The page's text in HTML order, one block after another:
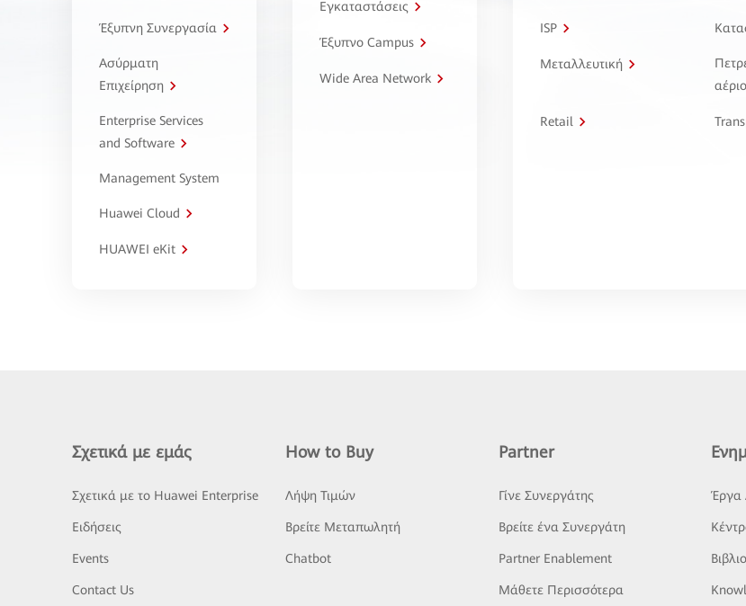
Έξυπνη Συνεργασία
Ασύρματη
Επιχείρηση
Enterprise Services
and Software
Management System
Huawei Cloud
HUAWEI eKit
Εγκαταστάσεις
Έξυπνο Campus
Wide Area Network
ISP
Μεταλλευτική
αέριο
Retail
Σχετικά με εμάς
Σχετικά με το Huawei Enterprise
Ειδήσεις
Events
Contact Us
How to Buy
Λήψη Τιμών
Βρείτε Μεταπωλητή
Chatbot
Partner
Γίνε Συνεργάτης
Βρείτε ένα Συνεργάτη
Partner Enablement
Μάθετε Περισσότερα
Έργα